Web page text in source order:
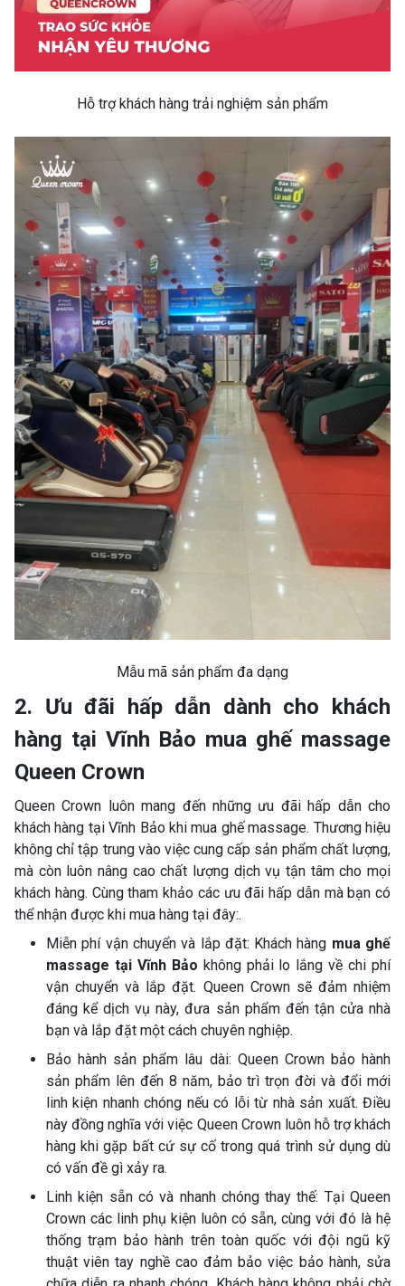
Hỗ trợ khách hàng trải nghiệm sản phẩm
Mẫu mã sản phẩm đa dạng
2. Ưu đãi hấp dẫn dành cho khách
hàng tại Vĩnh Bảo mua ghế massage
Queen Crown
Queen Crown luôn mang đến những ưu đãi hấp dẫn cho
khách hàng tại Vĩnh Bảo khi mua ghế massage. Thương hiệu
không chỉ tập trung vào việc cung cấp sản phẩm chất lượng,
mà còn luôn nâng cao chất lượng dịch vụ tận tâm cho mọi
khách hàng. Cùng tham khảo các ưu đãi hấp dẫn mà bạn có
thể nhận được khi mua hàng tại đây:.
Miễn phí vận chuyển và lắp đặt: Khách hàng mua ghế
massage tại Vĩnh Bảo không phải lo lắng về chi phí
vận chuyển và lắp đặt. Queen Crown sẽ đảm nhiệm
đáng kể dịch vụ này, đưa sản phẩm đến tận cửa nhà
bạn và lắp đặt một cách chuyên nghiệp.
Bảo hành sản phẩm lâu dài: Queen Crown bảo hành
sản phẩm lên đến 8 năm, bảo trì trọn đời và đổi mới
linh kiện nhanh chóng nếu có lỗi từ nhà sản xuất. Điều
này đồng nghĩa với việc Queen Crown luôn hỗ trợ khách
hàng khi gặp bất cứ sự cố trong quá trình sử dụng dù
có vấn đề gì xảy ra.
Linh kiện sẵn có và nhanh chóng thay thế: Tại Queen
Crown các linh phụ kiện luôn có sẵn, cùng với đó là hệ
thống trạm bảo hành trên toàn quốc với đội ngũ kỹ
thuật viên tay nghề cao đảm bảo việc bảo hành, sửa